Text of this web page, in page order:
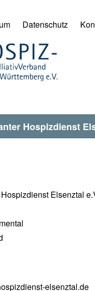
menu
Datenschutz
Hospizdienst
Elsenztal
elsenztal.de